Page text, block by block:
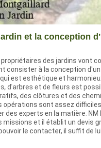
et la conception
propriétaires des jardins vont
consister à la conception d'un
est esthétique et
d'arbres et de fleurs est
des clôtures et des
opérations sont assez
des experts en la matière. NM
missions et il établit un devis
le contacter, il suffit de